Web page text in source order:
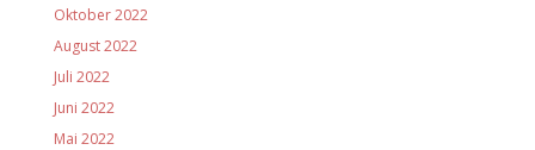
Oktober 2022
August 2022
Juli 2022
Juni 2022
Mai 2022